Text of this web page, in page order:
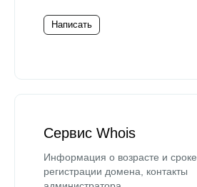
Написать
Сервис Whois
Информация о возрасте и сроке
регистрации домена, контакты